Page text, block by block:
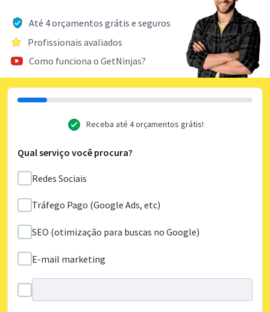
Até 4 orçamentos grátis e seguros
Profissionais avaliados
Como funciona o GetNinjas?
Receba até 4 orçamentos grátis!
Qual serviço você procura?
Redes Sociais
Tráfego Pago (Google Ads, etc)
SEO (otimização para buscas no Google)
E-mail marketing